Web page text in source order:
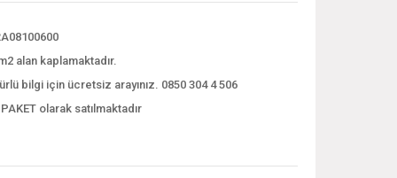
alan kaplamaktadır.
bilgi için ücretsiz arayınız. 0850 304 4 506
olarak satılmaktadır